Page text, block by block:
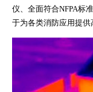
仪、全面符合NFPA标
于为各类消防应用提供